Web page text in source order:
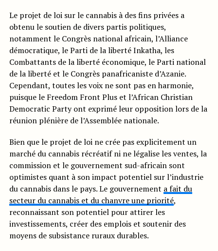
Le projet de loi sur le cannabis à des fins privées a
obtenu le soutien de divers partis politiques,
notamment le Congrès national africain, l’Alliance
démocratique, le Parti de la liberté Inkatha, les
Combattants de la liberté économique, le Parti national
de la liberté et le Congrès panafricaniste d’Azanie.
Cependant, toutes les voix ne sont pas en harmonie,
puisque le Freedom Front Plus et l’African Christian
Democratic Party ont exprimé leur opposition lors de la
réunion plénière de l’Assemblée nationale.
Bien que le projet de loi ne crée pas explicitement un
marché du cannabis récréatif ni ne légalise les ventes, la
commission et le gouvernement sud-africain sont
optimistes quant à son impact potentiel sur l’industrie
du cannabis dans le pays. Le gouvernement a fait du
secteur du cannabis et du chanvre une priorité,
reconnaissant son potentiel pour attirer les
investissements, créer des emplois et soutenir des
moyens de subsistance ruraux durables.